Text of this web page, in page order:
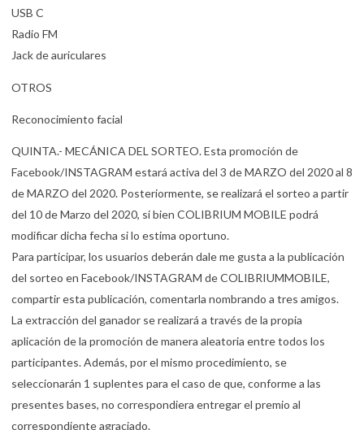
USB C
Radio FM
Jack de auriculares
OTROS
Reconocimiento facial
QUINTA.- MECÁNICA DEL SORTEO. Esta promoción de
Facebook/INSTAGRAM estará activa del 3 de MARZO del 2020 al 8
de MARZO del 2020. Posteriormente, se realizará el sorteo a partir
del 10 de Marzo del 2020, si bien COLIBRIUM MOBILE podrá
modificar dicha fecha si lo estima oportuno.
Para participar, los usuarios deberán dale me gusta a la publicación
del sorteo en Facebook/INSTAGRAM de COLIBRIUMMOBILE,
compartir esta publicación, comentarla nombrando a tres amigos.
La extracción del ganador se realizará a través de la propia
aplicación de la promoción de manera aleatoria entre todos los
participantes. Además, por el mismo procedimiento, se
seleccionarán 1 suplentes para el caso de que, conforme a las
presentes bases, no correspondiera entregar el premio al
correspondiente agraciado.